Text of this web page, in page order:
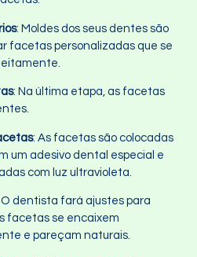
: Moldes dos seus dentes são
facetas personalizadas que se
: Na última etapa, as facetas
: As facetas são colocadas
um adesivo dental especial e
com luz ultravioleta.
O dentista fará ajustes para
facetas se encaixem
e pareçam naturais.